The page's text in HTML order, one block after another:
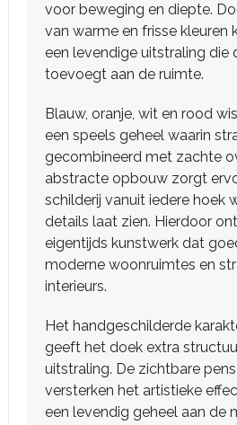
voor beweging en diepte.
van warme en frisse kleuren
een levendige uitstraling die
toevoegt aan de ruimte.
Blauw, oranje, wit en rood
een speels geheel waarin
gecombineerd met zachte
abstracte opbouw zorgt
schilderij vanuit iedere hoek
details laat zien. Hierdoor
eigentijds kunstwerk dat
moderne woonruimtes en
interieurs.
Het handgeschilderde
geeft het doek extra
uitstraling. De zichtbare
versterken het artistieke
een levendig geheel aan de